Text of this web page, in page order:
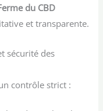
du CBD
et transparente.
sécurité des
contrôle strict :